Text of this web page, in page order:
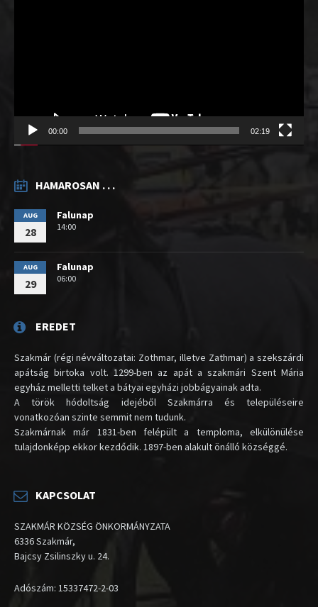
00:00 02:19
HAMAROSAN . . .
AUG
28
Falunap
14:00
AUG
29
Falunap
06:00
EREDET
Szakmár (régi névváltozatai: Zothmar, illetve Zathmar) a szekszárdi
apátság birtoka volt. 1299-ben az apát a szakmári Szent Mária
egyház melletti telket a bátyai egyházi jobbágyainak adta.
A török hódoltság idejéből Szakmárra és településeire
vonatkozóan szinte semmit nem tudunk.
Szakmárnak már 1831-ben felépült a temploma, elkülönülése
tulajdonképp ekkor kezdődik. 1897-ben alakult önálló községgé.
KAPCSOLAT
SZAKMÁR KÖZSÉG ÖNKORMÁNYZATA
6336 Szakmár,
Bajcsy Zsilinszky u. 24.
Adószám: 15337472-2-03